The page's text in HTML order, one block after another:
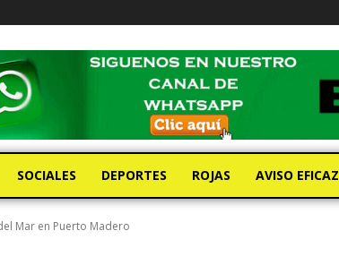
SOCIALES DEPORTES ROJAS AVISO EFICAZ
Mar en Puerto Madero